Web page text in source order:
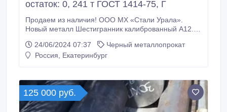
остаток: 0, 241 т ГОСТ 1414-75, Г
Продаем из наличия! ООО МХ «Стали Урала».
Новый металл Шестигранник калиброванный А12.
сертификатами! * Шестигранник калиброванный
сталь А12 20 мм, на складе: 0, 241 т ГОСТ 1414-75,
1414-75, ГОСТ 8560-78, остаток: 7, 097 т, цена:
239000 руб.
24/06/2024 07:37
Черный металлопрокат
Россия, Екатеринбург
125 000 руб.